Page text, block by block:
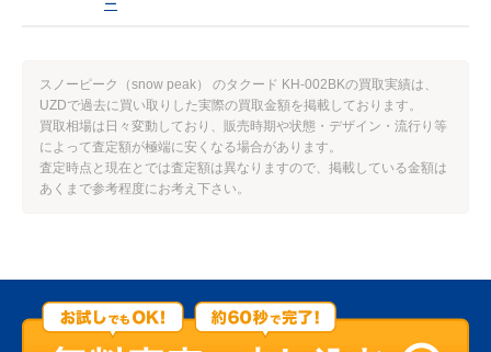
ー
スノーピーク（snow peak） のタクード KH-002BKの買取実績は、
UZDで過去に買い取りした実際の買取金額を掲載しております。
買取相場は日々変動しており、販売時期や状態・デザイン・流行り等
によって査定額が極端に安くなる場合があります。
査定時点と現在とでは査定額は異なりますので、掲載している金額は
あくまで参考程度にお考え下さい。